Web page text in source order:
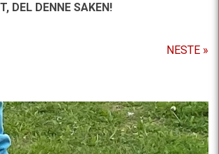
DEL DENNE SAKEN!
NESTE »